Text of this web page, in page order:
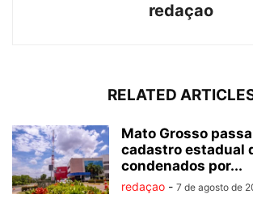
redaçao
RELATED
Mato Grosso
cadastro estadual
condenados por...
redaçao - 7 de agosto de